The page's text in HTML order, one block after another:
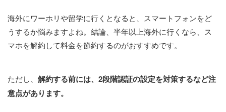
海外にワーホリや留学に行くとなると、スマートフォンをど
うするか悩みますよね。結論、半年以上海外に行くなら、ス
マホを解約して料金を節約するのがおすすめです。
ただし、 解約する前には、2段階認証の設定を対策するなど注
意点があります。